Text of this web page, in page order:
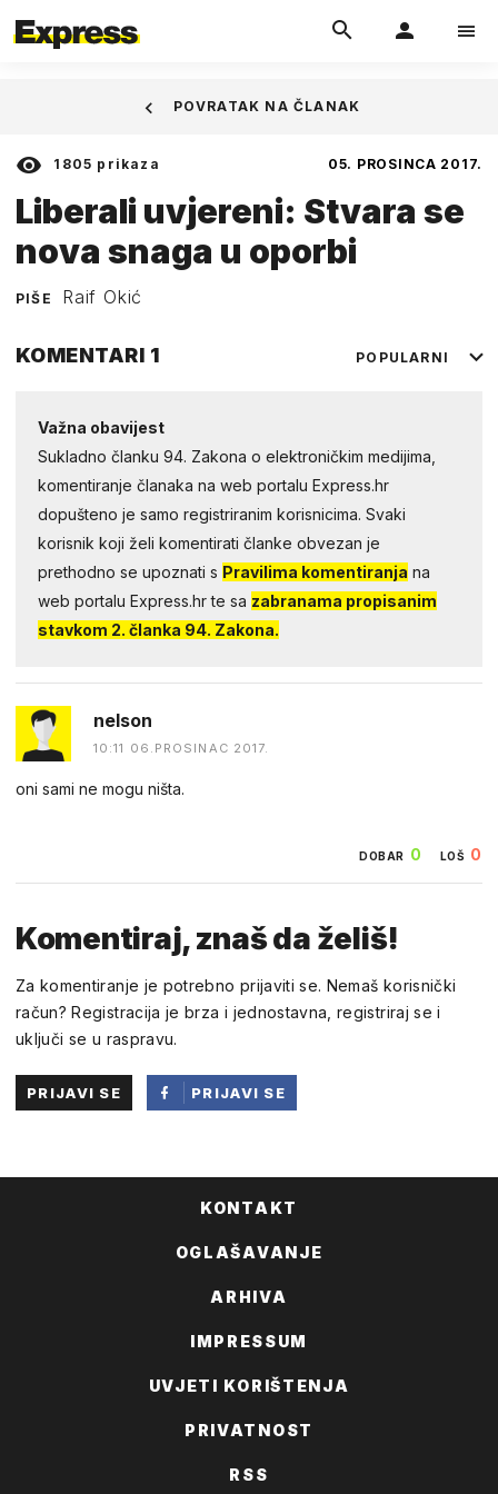
1805 prikaza 05. PROSINCA 2017.
Liberali uvjereni: Stvara se
nova snaga u oporbi
PIŠE Raif Okić
POVRATAK NA ČLANAK
KOMENTARI 1 POPULARNI
Važna obavijest
Sukladno članku 94. Zakona o elektroničkim medijima,
komentiranje članaka na web portalu Express.hr
dopušteno je samo registriranim korisnicima. Svaki
korisnik koji želi komentirati članke obvezan je
prethodno se upoznati s Pravilima komentiranja na
web portalu Express.hr te sa zabranama propisanim
stavkom 2. članka 94. Zakona.
nelson
10:11 06.PROSINAC 2017.
oni sami ne mogu ništa.
DOBAR 0 LOŠ 0
Komentiraj, znaš da želiš!
Za komentiranje je potrebno prijaviti se. Nemaš korisnički
račun? Registracija je brza i jednostavna, registriraj se i
uključi se u raspravu.
PRIJAVI SE
PRIJAVI SE
KONTAKT
OGLAŠAVANJE
ARHIVA
IMPRESSUM
UVJETI KORIŠTENJA
PRIVATNOST
RSS